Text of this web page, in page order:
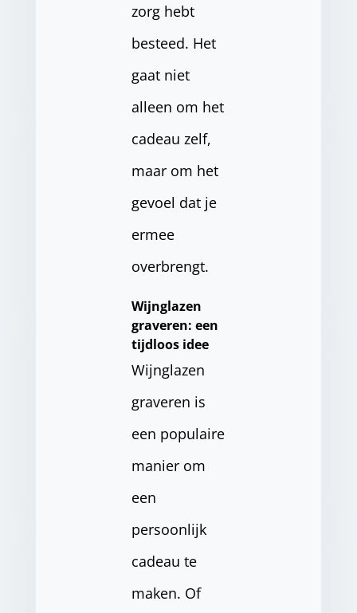
zorg hebt
besteed. Het
gaat niet
alleen om het
cadeau zelf,
maar om het
gevoel dat je
ermee
overbrengt.
Wijnglazen
graveren: een
tijdloos idee
Wijnglazen
graveren is
een populaire
manier om
een
persoonlijk
cadeau te
maken. Of